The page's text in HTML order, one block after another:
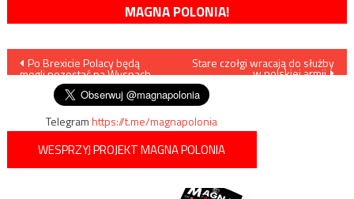
MAGNA POLONIA!
Nawigacja
wpisu
Po Brexicie Polacy będą
mogli pozostać na Wyspach
Stare czołgi wracają do służby
w polskiej armii
Telegramhttps://t.me/magnapolonia
WESPRZYJ PROJEKT MAGNA POLONIA